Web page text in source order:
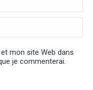
mon site Web dans
je commenterai.